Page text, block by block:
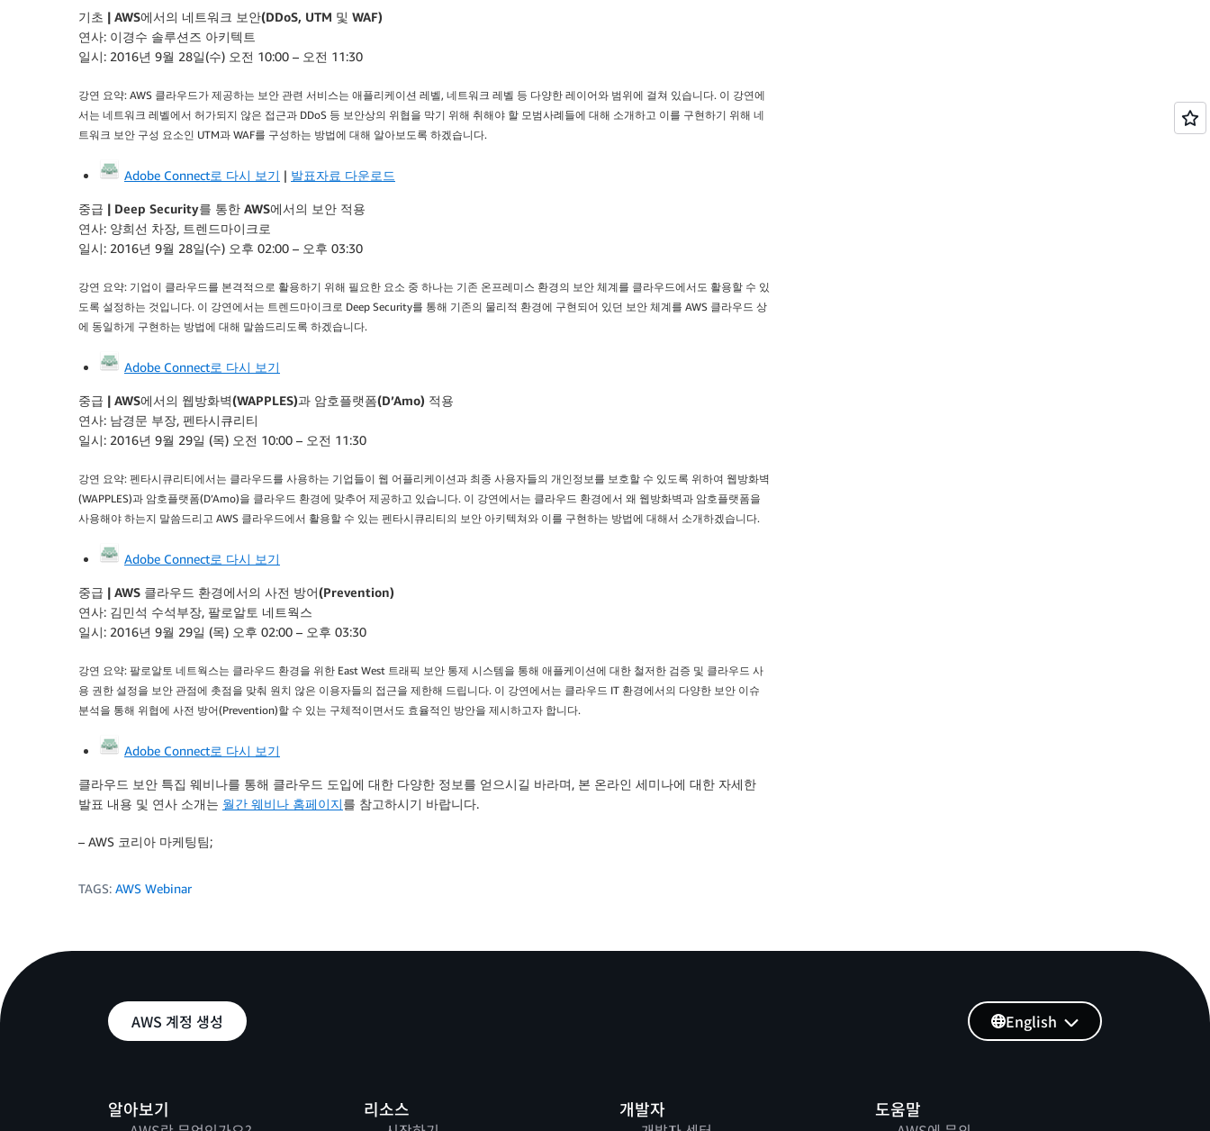
기초 | AWS에서의 네트워크 보안(DDoS, UTM 및 WAF)
연사: 이경수 솔루션즈 아키텍트
일시: 2016년 9월 28일(수) 오전 10:00 – 오전 11:30
강연 요약: AWS 클라우드가 제공하는 보안 관련 서비스는 애플리케이션 레벨, 네트워크 레벨 등 다양한 레이어와 범위에 걸쳐 있습니다. 이 강연에
서는 네트워크 레벨에서 허가되지 않은 접근과 DDoS 등 보안상의 위협을 막기 위해 취해야 할 모범사례들에 대해 소개하고 이를 구현하기 위해 네
트워크 보안 구성 요소인 UTM과 WAF를 구성하는 방법에 대해 알아보도록 하겠습니다.
Adobe Connect로 다시 보기 | 발표자료 다운로드
중급 | Deep Security를 통한 AWS에서의 보안 적용
연사: 양희선 차장, 트렌드마이크로
일시: 2016년 9월 28일(수) 오후 02:00 – 오후 03:30
강연 요약: 기업이 클라우드를 본격적으로 활용하기 위해 필요한 요소 중 하나는 기존 온프레미스 환경의 보안 체계를 클라우드에서도 활용할 수 있
도록 설정하는 것입니다. 이 강연에서는 트렌드마이크로 Deep Security를 통해 기존의 물리적 환경에 구현되어 있던 보안 체계를 AWS 클라우드 상
에 동일하게 구현하는 방법에 대해 말씀드리도록 하겠습니다.
Adobe Connect로 다시 보기
중급 | AWS에서의 웹방화벽(WAPPLES)과 암호플랫폼(D’Amo) 적용
연사: 남경문 부장, 펜타시큐리티
일시: 2016년 9월 29일 (목) 오전 10:00 – 오전 11:30
강연 요약: 펜타시큐리티에서는 클라우드를 사용하는 기업들이 웹 어플리케이션과 최종 사용자들의 개인정보를 보호할 수 있도록 위하여 웹방화벽
(WAPPLES)과 암호플랫폼(D’Amo)을 클라우드 환경에 맞추어 제공하고 있습니다. 이 강연에서는 클라우드 환경에서 왜 웹방화벽과 암호플랫폼을
사용해야 하는지 말씀드리고 AWS 클라우드에서 활용할 수 있는 펜타시큐리티의 보안 아키텍쳐와 이를 구현하는 방법에 대해서 소개하겠습니다.
Adobe Connect로 다시 보기
중급 | AWS 클라우드 환경에서의 사전 방어(Prevention)
연사: 김민석 수석부장, 팔로알토 네트웍스
일시: 2016년 9월 29일 (목) 오후 02:00 – 오후 03:30
강연 요약: 팔로알토 네트웍스는 클라우드 환경을 위한 East West 트래픽 보안 통제 시스템을 통해 애플케이션에 대한 철저한 검증 및 클라우드 사
용 권한 설정을 보안 관점에 촛점을 맞춰 원치 않은 이용자들의 접근을 제한해 드립니다. 이 강연에서는 클라우드 IT 환경에서의 다양한 보안 이슈
분석을 통해 위협에 사전 방어(Prevention)할 수 있는 구체적이면서도 효율적인 방안을 제시하고자 합니다.
Adobe Connect로 다시 보기
클라우드 보안 특집 웨비나를 통해 클라우드 도입에 대한 다양한 정보를 얻으시길 바라며, 본 온라인 세미나에 대한 자세한
발표 내용 및 연사 소개는 월간 웨비나 홈페이지를 참고하시기 바랍니다.
– AWS 코리아 마케팅팀;
TAGS: AWS Webinar
AWS 계정 생성
알아보기 리소스 개발자 도움말
English